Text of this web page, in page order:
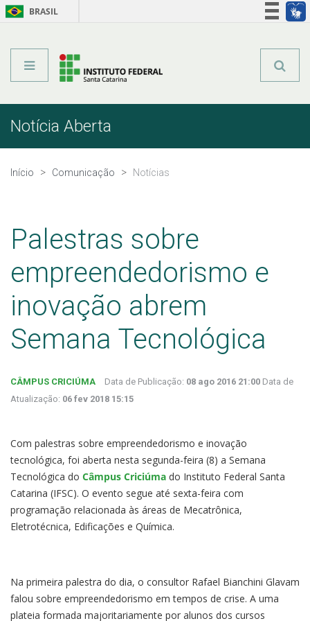
BRASIL
Notícia Aberta
Início Comunicação Notícias
Palestras sobre
empreendedorismo e
inovação abrem
Semana Tecnológica
CÂMPUS CRICIÚMA Data de Publicação: 08 ago 2016 21:00 Data de
Atualização: 06 fev 2018 15:15
Com palestras sobre empreendedorismo e inovação
tecnológica, foi aberta nesta segunda-feira (8) a Semana
Tecnológica do Câmpus Criciúma do Instituto Federal Santa
Catarina (IFSC). O evento segue até sexta-feira com
programação relacionada às áreas de Mecatrônica,
Eletrotécnica, Edificações e Química.
Na primeira palestra do dia, o consultor Rafael Bianchini Glavam
falou sobre empreendedorismo em tempos de crise. A uma
plateia formada majoritariamente por alunos dos cursos